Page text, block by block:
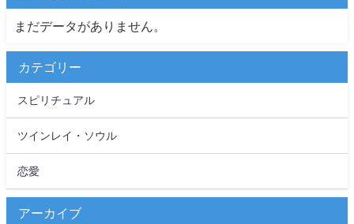
まだデータがありません。
カテゴリー
スピリチュアル
ツインレイ・ソウル
恋愛
アーカイブ